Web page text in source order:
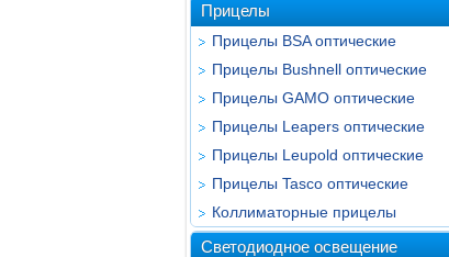
Прицелы
Прицелы BSA оптические
Прицелы Bushnell оптические
Прицелы GAMO оптические
Прицелы Leapers оптические
Прицелы Leupold оптические
Прицелы Tasco оптические
Коллиматорные прицелы
Светодиодное освещение